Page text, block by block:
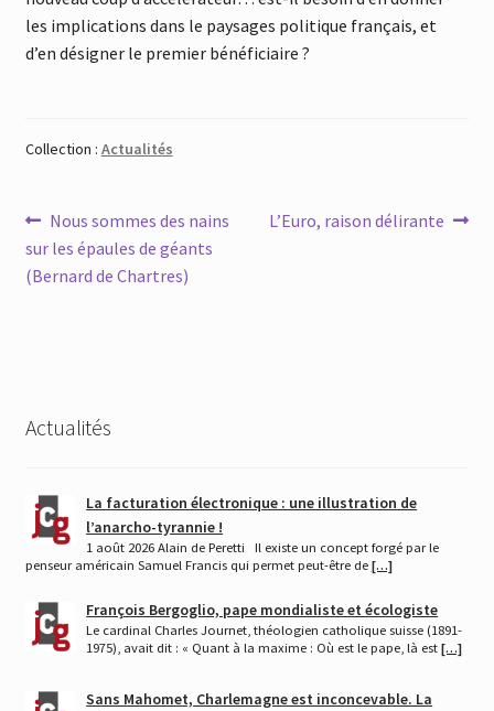
les implications dans le paysages politique français, et
d’en désigner le premier bénéficiaire ?
Collection : Actualités
Navigation
de
Article
précédent :
Nous sommes des nains
sur les épaules de géants
(Bernard de Chartres)
Article
L’Euro, raison délirante
Actualités
La facturation électronique : une illustration de
l’anarcho-tyrannie !
1 août 2026 Alain de Peretti Il existe un concept forgé par le
penseur américain Samuel Francis qui permet peut-être de […]
François Bergoglio, pape mondialiste et écologiste
Le cardinal Charles Journet, théologien catholique suisse (1891-
1975), avait dit : « Quant à la maxime : Où est le pape, là est[…]
Sans Mahomet, Charlemagne est inconcevable. La